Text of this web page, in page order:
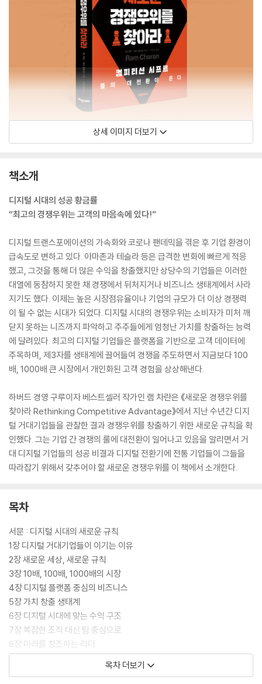
상세 이미지 더보기
책소개
디지털 시대의 성공 황금률
“최고의 경쟁우위는 고객의 마음속에 있다!”
디지털 트랜스포메이션의 가속화와 코로나 팬데믹을 겪은 후 기업 환경이
급속도로 변하고 있다. 아마존과 테슬라 등은 급격한 변화에 빠르게 적응
했고, 그것을 통해 더 많은 수익을 창출했지만 상당수의 기업들은 이러한
대열에 동참하지 못한 채 경쟁에서 뒤처지거나 비즈니스 생태계에서 사라
지기도 했다. 이제는 높은 시장점유율이나 기업의 규모가 더 이상 경쟁력
이 될 수 없는 시대가 되었다. 디지털 시대의 경쟁우위는 소비자가 미처 깨
닫지 못하는 니즈까지 파악하고 주주들에게 엄청난 가치를 창출하는 능력
에 달려있다. 최고의 디지털 기업들은 플랫폼을 기반으로 고객 데이터에
주목하며, 제3자를 생태계에 끌어들여 경쟁을 주도하면서 지금보다 100
배, 1000배 큰 시장에서 개인화된 고객 경험을 상상해낸다.
하버드 경영 구루이자 베스트셀러 작가인 램 차란은 《새로운 경쟁우위를
찾아라 Rethinking Competitive Advantage》에서 지난 수년간 디지
털 거대기업들을 관찰한 결과 경쟁우위를 창출하기 위한 새로운 규칙을 확
인했다. 그는 기업 간 경쟁의 룰에 대전환이 일어나고 있음을 알리면서 거
대 디지털 기업들의 성공 비결과 디지털 전환기에 전통 기업들이 그들을
따라잡기 위해서 갖추어야 할 새로운 경쟁우위를 이 책에서 소개한다.
목차
서문 : 디지털 시대의 새로운 규칙
1장 디지털 거대기업들이 이기는 이유
2장 새로운 세상, 새로운 규칙
3장 10배, 100배, 1000배의 시장
4장 디지털 플랫폼 중심의 비즈니스
5장 가치 창출 생태계
6장 디지털 시대에 맞는 수익 구조
7장 복잡한 조직 대신 팀 중심으로
8장 미래를 창조하는 리더
9장 경쟁우위 다시 생각하기
목차 더보기